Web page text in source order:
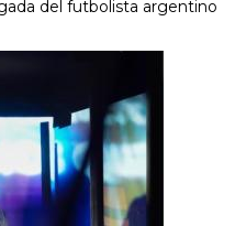
del futbolista argentino